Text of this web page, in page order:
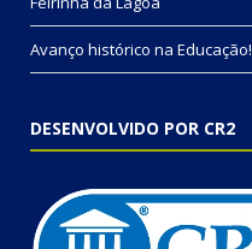
Avanço histórico na Educação!
DESENVOLVIDO POR CR2